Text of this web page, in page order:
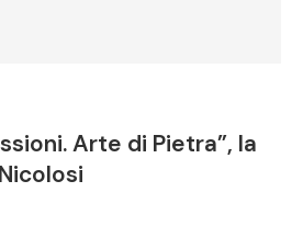
Arte di Pietra”, la